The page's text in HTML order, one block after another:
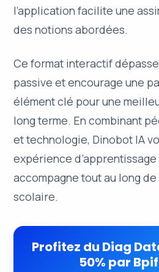
l’application facilite une
des notions abordées.
Ce format interactif
passive et encourage une
élément clé pour une
long terme. En combinant
et technologie, Dinobot IA
expérience
accompagne tout au long
scolaire.
Profitez du Diag
50% par